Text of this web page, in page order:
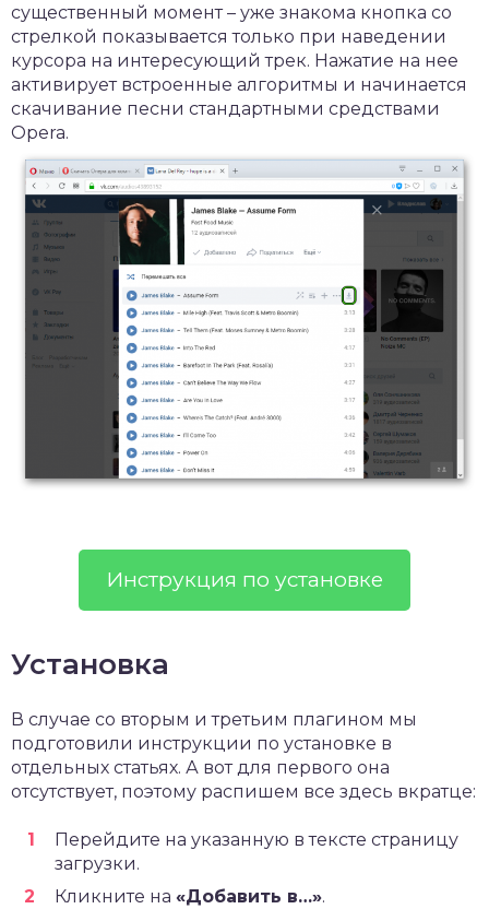
существенный момент – уже знакома кнопка со
стрелкой показывается только при наведении
курсора на интересующий трек. Нажатие на нее
активирует встроенные алгоритмы и начинается
скачивание песни стандартными средствами
Opera.
Инструкция по установке
Установка
В случае со вторым и третьим плагином мы
подготовили инструкции по установке в
отдельных статьях. А вот для первого она
отсутствует, поэтому распишем все здесь вкратце:
Перейдите на указанную в тексте страницу
загрузки.
Кликните на «Добавить в…».